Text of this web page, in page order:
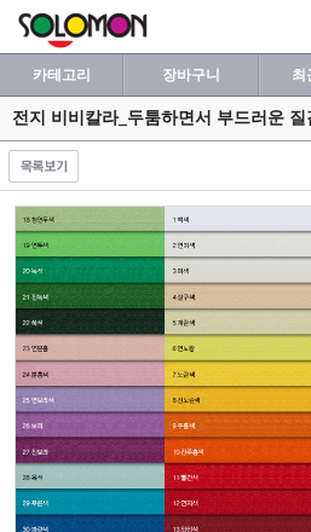
카테고리 장바구니 최
전지 비비칼라_두툼하면서 부드러운